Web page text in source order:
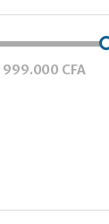
999.000 CFA